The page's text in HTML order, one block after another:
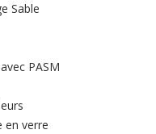
Sable
PASM
en verre